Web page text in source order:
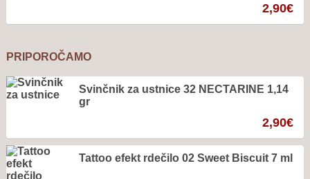
2,90€
PRIPOROČAMO
Svinčnik za ustnice 32 NECTARINE 1,14
gr
2,90€
Tattoo efekt rdečilo 02 Sweet Biscuit 7 ml